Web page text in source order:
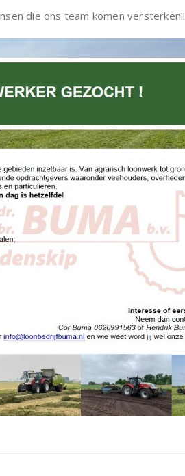
die ons team komen versterken!!